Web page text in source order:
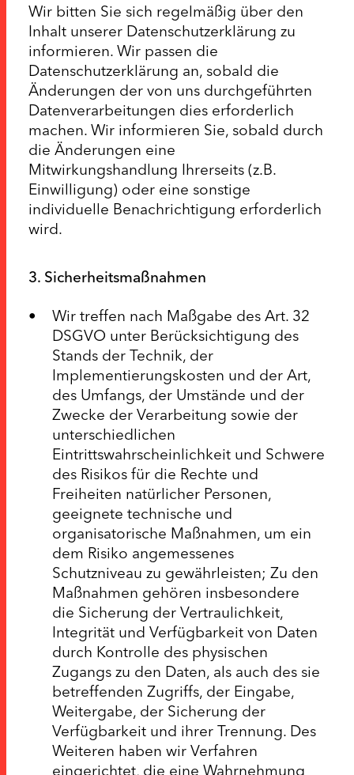
Wir bitten Sie sich regelmäßig über den
Inhalt unserer Datenschutzerklärung zu
informieren. Wir passen die
Datenschutzerklärung an, sobald die
Änderungen der von uns durchgeführten
Datenverarbeitungen dies erforderlich
machen. Wir informieren Sie, sobald durch
die Änderungen eine
Mitwirkungshandlung Ihrerseits (z.B.
Einwilligung) oder eine sonstige
individuelle Benachrichtigung erforderlich
wird.
3. Sicherheitsmaßnahmen
Wir treffen nach Maßgabe des Art. 32
DSGVO unter Berücksichtigung des
Stands der Technik, der
Implementierungskosten und der Art,
des Umfangs, der Umstände und der
Zwecke der Verarbeitung sowie der
unterschiedlichen
Eintrittswahrscheinlichkeit und Schwere
des Risikos für die Rechte und
Freiheiten natürlicher Personen,
geeignete technische und
organisatorische Maßnahmen, um ein
dem Risiko angemessenes
Schutzniveau zu gewährleisten; Zu den
Maßnahmen gehören insbesondere
die Sicherung der Vertraulichkeit,
Integrität und Verfügbarkeit von Daten
durch Kontrolle des physischen
Zugangs zu den Daten, als auch des sie
betreffenden Zugriffs, der Eingabe,
Weitergabe, der Sicherung der
Verfügbarkeit und ihrer Trennung. Des
Weiteren haben wir Verfahren
eingerichtet, die eine Wahrnehmung